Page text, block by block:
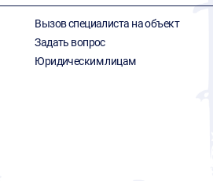
Вызов специалиста на объект
Задать вопрос
Юридическим лицам